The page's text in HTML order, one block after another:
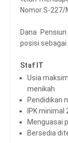
Nomor S-227/
Dana
posisi sebagai
Staf IT
Usia
menikah
Pendidikan
IPK minimal
Menguasai
Bersedia